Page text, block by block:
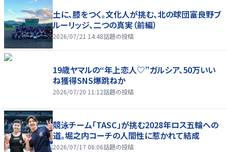
土に、膝をつく。文化人が挑む、北の球団――富良野ブ
ルーリッジ、二つの真実（前編）
2026/07/21 14:48話題の投稿
19歳ヤマルの“年上恋人♡”ガルシア、50万いい
ね獲得SNS爆跳ねか
2026/07/20 11:12話題の投稿
競泳チーム「TASC」が挑む2028年ロス五輪への
道。堀之内コーチの人間性に惹かれて結成
2026/07/17 06:06話題の投稿